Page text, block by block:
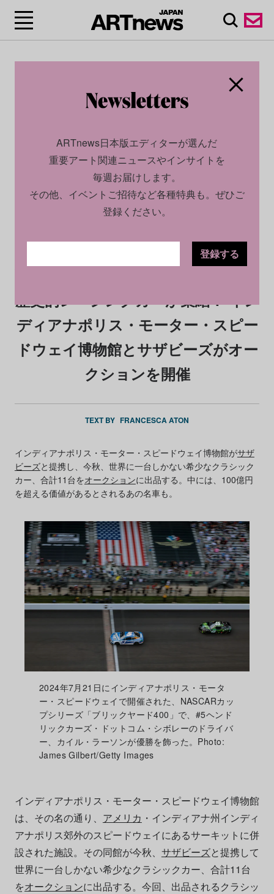
2024.08.15
歴史的レーシングカーが集結！ イン
ディアナポリス・モーター・スピー
ドウェイ博物館とサザビーズがオー
クションを開催
TEXT BY FRANCESCA ATON
インディアナポリス・モーター・スピードウェイ博物館がサザ
ビーズと提携し、今秋、世界に一台しかない希少なクラシック
カー、合計11台をオークションに出品する。中には、100億円
を超える価値があるとされるあの名車も。
2024年7月21日にインディアナポリス・モータ
ー・スピードウェイで開催された、NASCARカッ
プシリーズ「ブリックヤード400」で、#5ヘンド
リックカーズ・ドットコム・シボレーのドライバ
ー、カイル・ラーソンが優勝を飾った。Photo:
James Gilbert/Getty Images
インディアナポリス・モーター・スピードウェイ博物館
は、その名の通り、 アメリカ ・インディアナ州インディ
アナポリス郊外のスピードウェイにあるサーキットに併
設された施設。その同館が今秋、 サザビーズと提携して
世界に一台しかない希少なクラシックカー、合計11台
をオークションに出品する。今回、出品されるクラシッ
ARTnews日本版エディターが選んだ
重要アート関連ニュースやインサイトを
毎週お届けします。
その他、イベントご招待など各種特典も。ぜひご
登録ください。
登録する